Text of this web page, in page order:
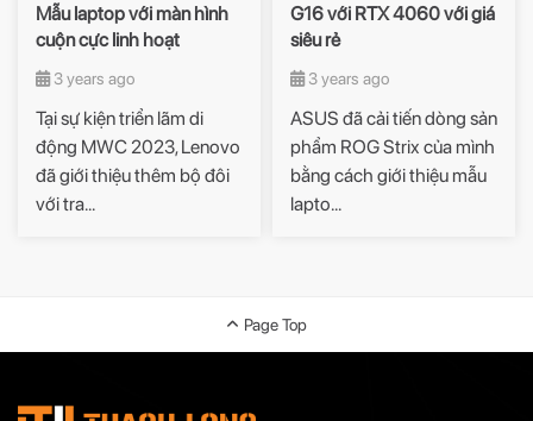
Mẫu laptop với màn hình
cuộn cực linh hoạt
3 years ago
Tại sự kiện triển lãm di
động MWC 2023, Lenovo
đã giới thiệu thêm bộ đôi
với tra...
G16 với RTX 4060 với giá
siêu rẻ
3 years ago
ASUS đã cải tiến dòng sản
phẩm ROG Strix của mình
bằng cách giới thiệu mẫu
lapto...
Page Top